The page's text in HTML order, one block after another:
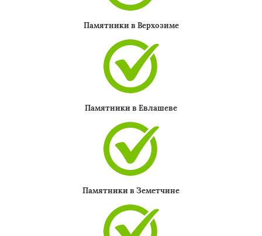
Памятники в Верхозиме
Памятники в Евлашеве
Памятники в Земетчине